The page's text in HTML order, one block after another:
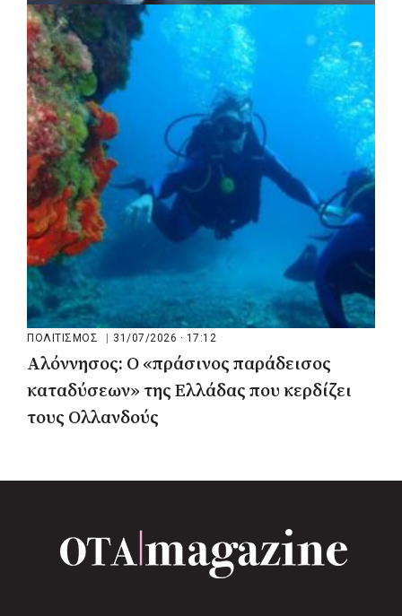
ΠΟΛΙΤΙΣΜΟΣ 04/08/2026 · 17:05
«Τραγουδάμε Καββαδία»:
Μουσικοποιητικό ταξίδι στην Κεντρική
Μακεδονία
ΠΟΛΙΤΙΣΜΟΣ 31/07/2026 · 17:12
Αλόννησος: Ο «πράσινος παράδεισος
καταδύσεων» της Ελλάδας που κερδίζει
τους Ολλανδούς